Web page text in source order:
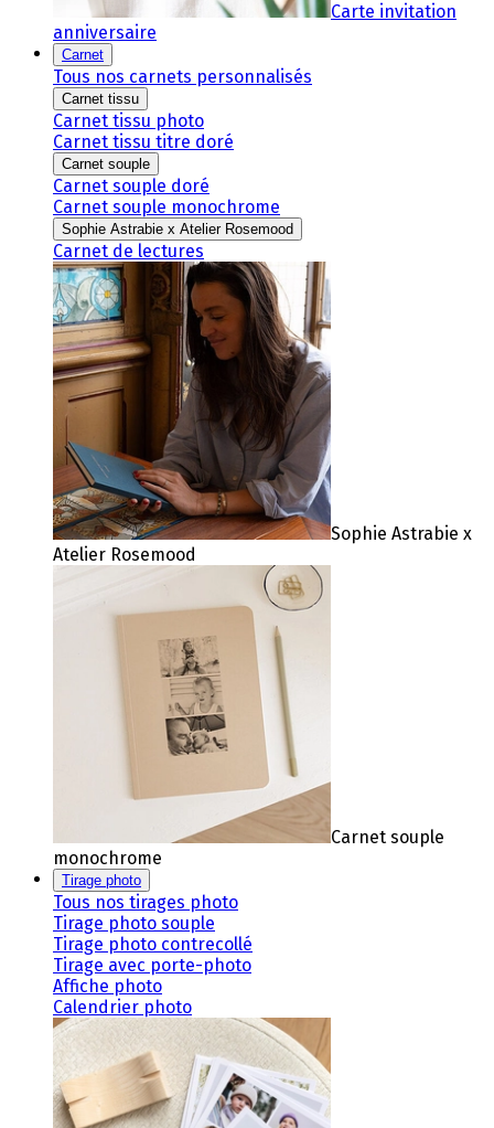
Carte invitation
anniversaire
Carnet
Tous nos carnets personnalisés
Carnet tissu
Carnet tissu photo
Carnet tissu titre doré
Carnet souple
Carnet souple doré
Carnet souple monochrome
Sophie Astrabie x Atelier Rosemood
Carnet de lectures
Sophie Astrabie x
Atelier Rosemood
Carnet souple
monochrome
Tirage photo
Tous nos tirages photo
Tirage photo souple
Tirage photo contrecollé
Tirage avec porte-photo
Affiche photo
Calendrier photo